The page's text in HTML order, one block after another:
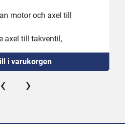
motor och axel till
axel till takventil,
under maskinen.
cirka : bredd
och höjd 1800mm.
fungerar.
i varukorgen
‹ ›